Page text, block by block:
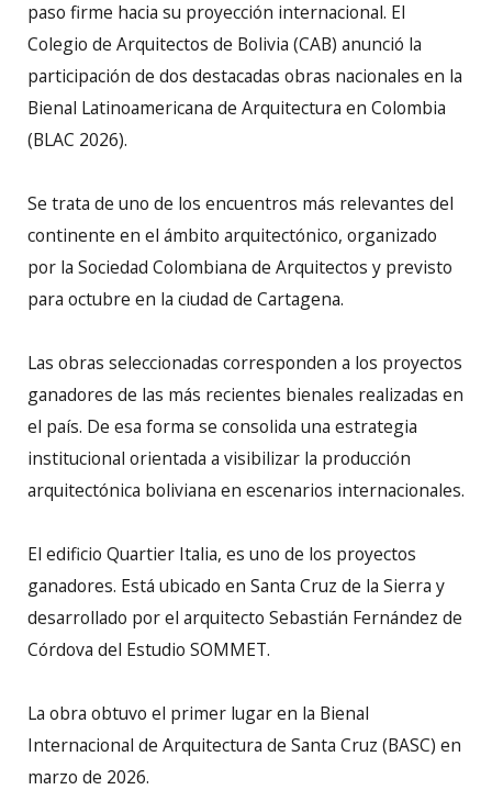
paso firme hacia su proyección internacional. El
Colegio de Arquitectos de Bolivia (CAB) anunció la
participación de dos destacadas obras nacionales en la
Bienal Latinoamericana de Arquitectura en Colombia
(BLAC 2026).
Se trata de uno de los encuentros más relevantes del
continente en el ámbito arquitectónico, organizado
por la Sociedad Colombiana de Arquitectos y previsto
para octubre en la ciudad de Cartagena.
Las obras seleccionadas corresponden a los proyectos
ganadores de las más recientes bienales realizadas en
el país. De esa forma se consolida una estrategia
institucional orientada a visibilizar la producción
arquitectónica boliviana en escenarios internacionales.
El edificio Quartier Italia, es uno de los proyectos
ganadores. Está ubicado en Santa Cruz de la Sierra y
desarrollado por el arquitecto Sebastián Fernández de
Córdova del Estudio SOMMET.
La obra obtuvo el primer lugar en la Bienal
Internacional de Arquitectura de Santa Cruz (BASC) en
marzo de 2026.